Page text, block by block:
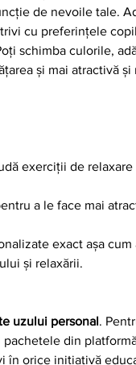
de nevoile tale.
cu preferințele
schimba culorile,
și mai atractivă și
exerciții de
a le face mai
exact așa
și relaxării.
uzului personal.
din
în orice inițiativă